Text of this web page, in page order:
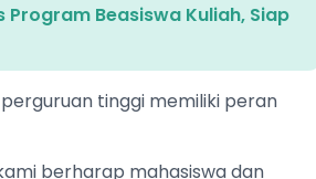
Beasiswa Kuliah, Siap
tinggi memiliki peran
berharap mahasiswa dan